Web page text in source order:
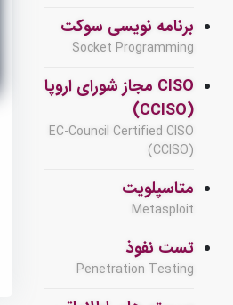
برنامه نویسی سوکت
Socket Programming
CISO مجاز شورای اروپا
(CCISO)
EC-Council Certified CISO
(CCISO)
متاسپلویت
Metasploit
تست نفوذ
Penetration Testing